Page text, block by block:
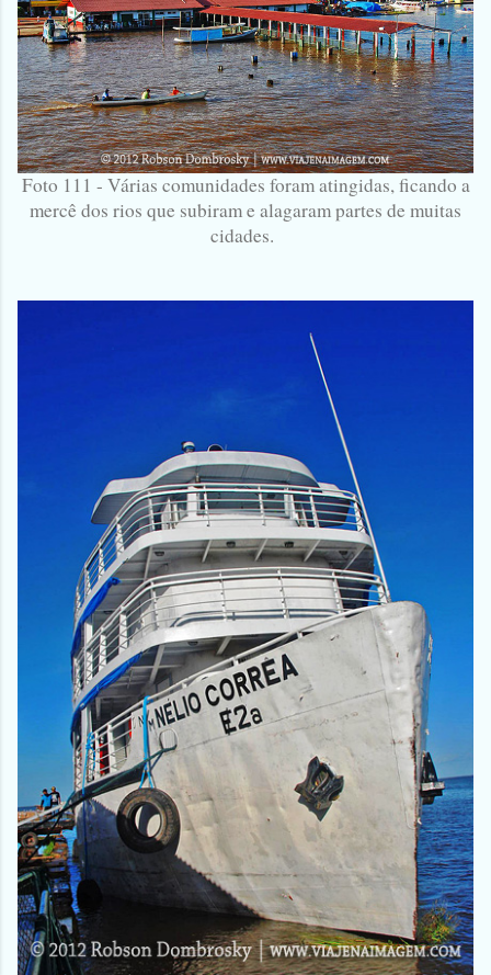
Foto 111 - Várias comunidades foram atingidas, ficando a
mercê dos rios que subiram e alagaram partes de muitas
cidades.